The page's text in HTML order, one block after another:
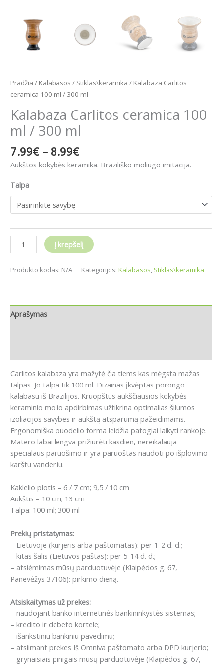
Pradžia / Kalabasos / Stiklas\keramika / Kalabaza Carlitos
ceramica 100 ml / 300 ml
Kalabaza Carlitos ceramica 100
ml / 300 ml
7.99€ – 8.99€
Aukštos kokybės keramika. Braziliško moliūgo imitacija.
Talpa
Į krepšelį
Produkto kodas: N/A Kategorijos: Kalabasos, Stiklas\keramika
Aprašymas
Carlitos kalabaza yra mažytė čia tiems kas mėgsta mažas
talpas. Jo talpa tik 100 ml. Dizainas įkvėptas porongo
kalabasu iš Brazilijos. Kruopštus aukščiausios kokybės
keraminio molio apdirbimas užtikrina optimalias šilumos
izoliacijos savybes ir aukštą atsparumą pažeidimams.
Ergonomiška puodelio forma leidžia patogiai laikyti rankoje.
Matero labai lengva prižiūrėti kasdien, nereikalauja
specialaus paruošimo ir yra paruoštas naudoti po išplovimo
karštu vandeniu.
Kaklelio plotis – 6 / 7 cm; 9,5 / 10 cm
Aukštis – 10 cm; 13 cm
Talpa: 100 ml; 300 ml
Prekių pristatymas:
– Lietuvoje (kurjeris arba paštomatas): per 1-2 d. d.;
– kitas šalis (Lietuvos paštas): per 5-14 d. d.;
– atsiėmimas mūsų parduotuvėje (Klaipėdos g. 67,
Panevėžys 37106): pirkimo dieną.
Atsiskaitymas už prekes:
– naudojant banko internetinės bankininkystės sistemas;
– kredito ir debeto kortele;
– išankstiniu bankiniu pavedimu;
– atsiimant prekes Iš Omniva paštomato arba DPD kurjerio;
– grynaisiais pinigais mūsų parduotuvėje (Klaipėdos g. 67,